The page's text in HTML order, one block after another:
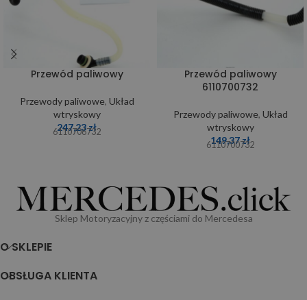
Przewód paliwowy
Przewody paliwowe, Układ
wtryskowy
247,23zł
6110706732
Przewód paliwowy
6110700732
Przewody paliwowe, Układ
wtryskowy
149,37zł
6110700732
Sklep Motoryzacyjny z częściami do Mercedesa
O SKLEPIE
OBSŁUGA KLIENTA